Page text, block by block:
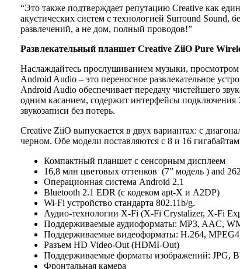
“Это также подтверждает репутацию Creative как
акустических систем с технологией Surround
развлечений, а не дом, полный проводов!”
Развлекательный планшет Creative ZiiO Pure
Наслаждайтесь прослушиванием музыки,
Android Audio – это переносное развлекательное
Android Audio обеспечивает передачу чистейшего
одним касанием, содержит интерфейсы подключения
звукозаписи без потерь.
Creative ZiiO выпускается в двух вариантах: с
черном. Обе модели поставляются с 8 и 16
Компактный планшет с сенсорным дисплеем
16,8 млн цветовых оттенков (7” модель ) and
Операционная система Android 2.1
Bluetooth 2.1 EDR (с кодеком apt-X и A2DP)
Wi-Fi устройство стандарта 802.11b/g.
Аудио-технологии X-Fi (X-Fi Crystalizer, X-Fi
Поддерживаемые аудиоформаты: MP3, AAC,
Поддерживаемые видеоформаты: H.264,
Разъем HD Video-Out (HDMI-Out)
Поддерживаемые форматы изображений: JPG,
Фронтальная камера